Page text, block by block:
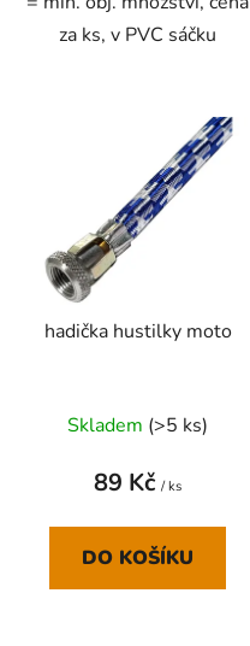
za ks, v PVC sáčku
hadička hustilky moto
Skladem (>5 ks)
89 Kč / ks
DO KOŠÍKU